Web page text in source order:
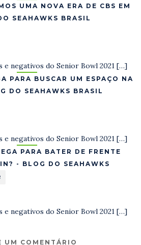
UMA NOVA ERA DE CBS EM
SEAHAWKS BRASIL
negativos do Senior Bowl 2021 […]
PARA BUSCAR UM ESPAÇO NA
DO SEAHAWKS BRASIL
negativos do Senior Bowl 2021 […]
PARA BATER DE FRENTE
- BLOG DO SEAHAWKS
negativos do Senior Bowl 2021 […]
UM COMENTÁRIO